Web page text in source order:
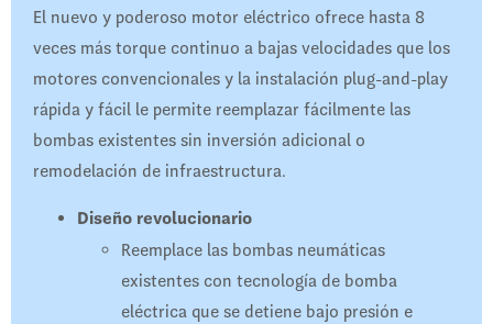
El nuevo y poderoso motor eléctrico ofrece hasta 8
veces más torque continuo a bajas velocidades que los
motores convencionales y la instalación plug-and-play
rápida y fácil le permite reemplazar fácilmente las
bombas existentes sin inversión adicional o
remodelación de infraestructura.
Diseño revolucionario
Reemplace las bombas neumáticas
existentes con tecnología de bomba
eléctrica que se detiene bajo presión e